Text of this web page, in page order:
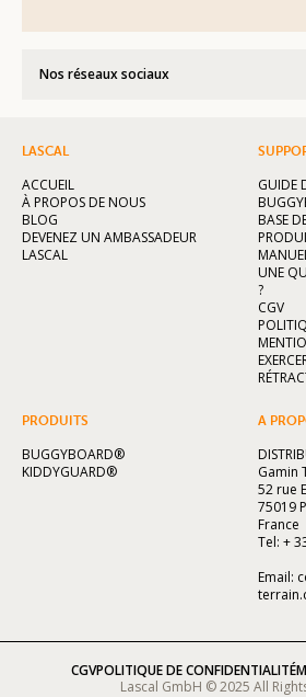
Nos réseaux sociaux
LASCAL
ACCUEIL
À PROPOS DE NOUS
BLOG
DEVENEZ UN AMBASSADEUR
LASCAL
PRODUITS
BUGGYBOARD®
KIDDYGUARD®
GUIDE
BASE
UNE
?
CGV
A
Gamin
52 rue
75019
France
Tel: +
Email:
Lascal GmbH © 2025 All
CGVPOLITIQUE DE CONFIDENTIALITÉ